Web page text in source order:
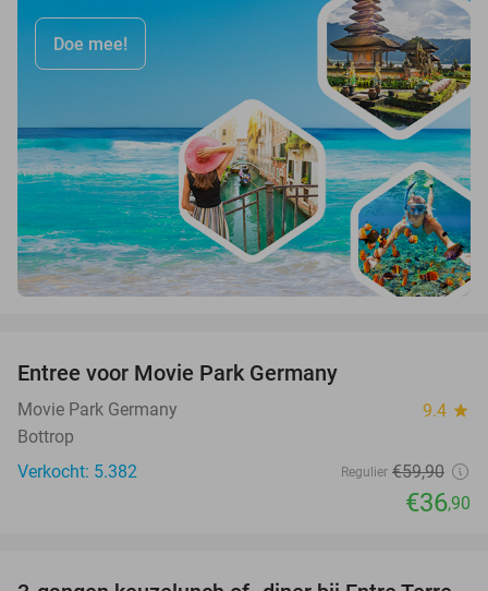
Doe mee!
Entree voor Movie Park Germany
Movie Park Germany 9.4 star
Bottrop
Verkocht: 5.382
Regulier €59,90
€36,90